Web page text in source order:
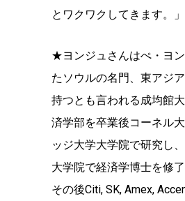
とワクワクしてきます。」
★ヨンジュさんはぺ・ヨ
たソウルの名門、東アジ
持つとも言われる成均館
済学部を卒業後コーネル
ッジ大学大学院で研究し
大学院で経済学博士を修了
その後Citi, SK, Amex,